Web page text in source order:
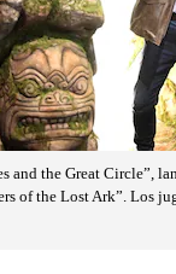
and the Great Circle”,
of the Lost Ark”. Los